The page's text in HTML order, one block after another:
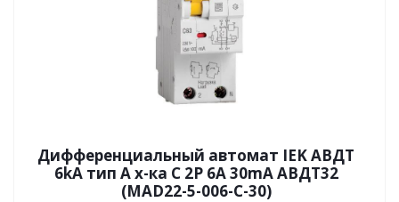
Дифференциальный автомат IEK АВДТ
6kA тип А х-ка C 2P 6А 30mA АВДТ32
(MAD22-5-006-C-30)